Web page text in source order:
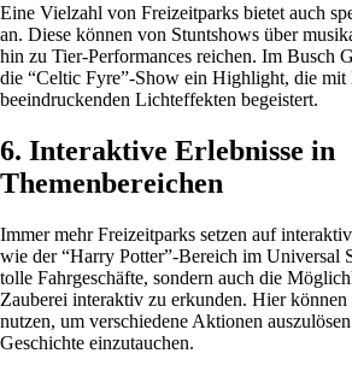
Eine Vielzahl von Freizeitparks bietet auch
an. Diese können von Stuntshows über
hin zu Tier-Performances reichen. Im Busch
die “Celtic Fyre”-Show ein Highlight, die mit
beeindruckenden Lichteffekten begeistert.
6. Interaktive Erlebnisse in
Themenbereichen
Immer mehr Freizeitparks setzen auf
wie der “Harry Potter”-Bereich im Universal
tolle Fahrgeschäfte, sondern auch die
Zauberei interaktiv zu erkunden. Hier können
nutzen, um verschiedene Aktionen
Geschichte einzutauchen.